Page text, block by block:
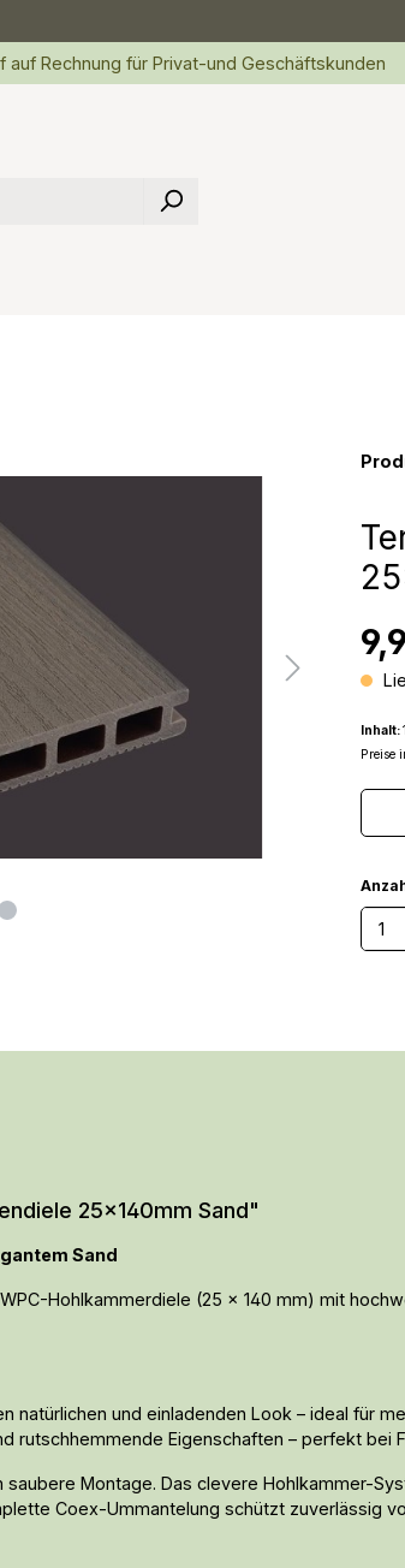
auf Rechnung für Privat-und Geschäftskunden
Inhalt:
Preise
25x140mm Sand"
Sand
Hohlkammerdiele (25 × 140 mm) mit
natürlichen und einladenden Look – ideal für
rutschhemmende Eigenschaften – perfekt bei
Montage. Das clevere Hohlkammer-
Coex-Ummantelung schützt zuverlässig